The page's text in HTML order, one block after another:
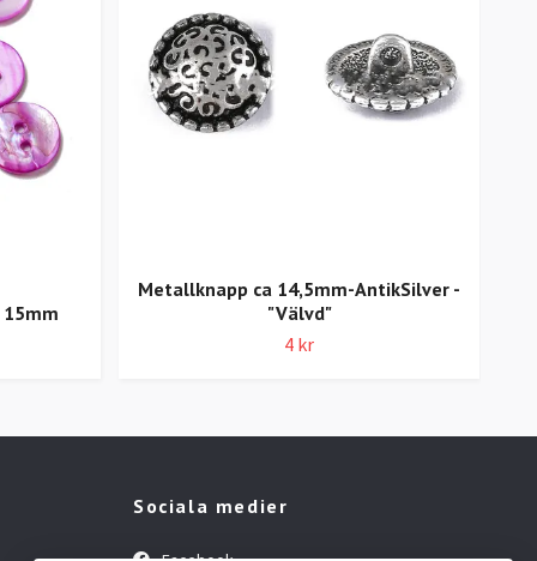
Metallknapp ca 14,5mm-AntikSilver -
"Välvd"
4 kr
Sociala medier